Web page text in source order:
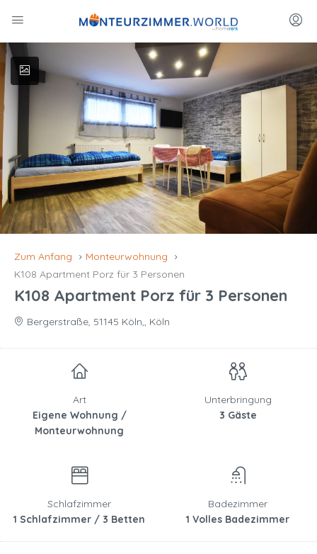
Zum Anfang
Monteurwohnung
K108 Apartment Porz für 3 Personen
K108 Apartment Porz für 3 Personen
Bergerstraße, 51145 Köln,, Köln
Art
Eigene Wohnung /
Monteurwohnung
Unterbringung
3 Gäste
Schlafzimmer
1 Schlafzimmer / 3 Betten
Badezimmer
1 Volles Badezimmer